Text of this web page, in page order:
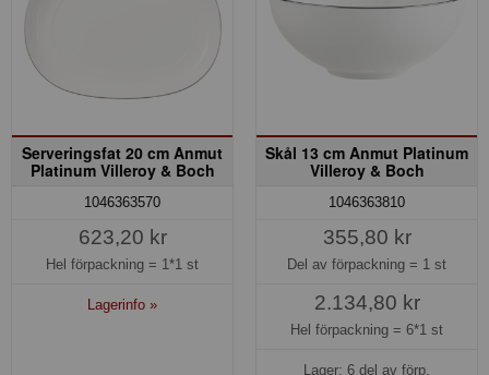
Serveringsfat 20 cm Anmut
Platinum Villeroy & Boch
1046363570
623,20 kr
Hel förpackning = 1*1 st
Lagerinfo »
Skål 13 cm Anmut Platinum
Villeroy & Boch
1046363810
355,80 kr
Del av förpackning = 1 st
2.134,80 kr
Hel förpackning = 6*1 st
Lager: 6 del av förp.